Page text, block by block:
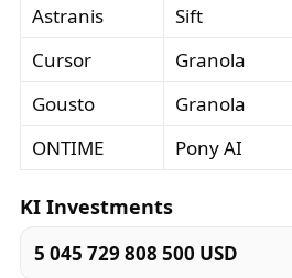
Astranis
Sift
Cursor
Granola
Gousto
Granola
ONTIME
Pony AI
KI Investments
5 045 729 808 500 USD